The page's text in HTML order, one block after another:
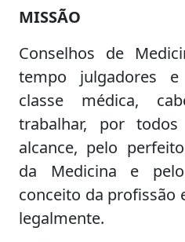
MISSÃO
Conselhos de
tempo julgadores e
classe médica,
trabalhar, por
alcance, pelo
da Medicina e
conceito da profissão
legalmente.